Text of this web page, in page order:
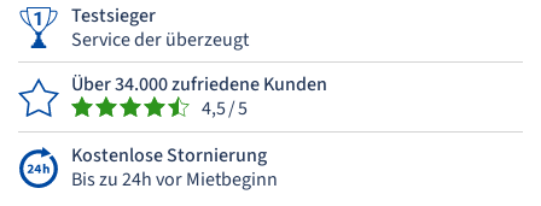
Testsieger
Service der überzeugt
Über 34.000 zufriedene Kunden
4,5 / 5
Kostenlose Stornierung
Bis zu 24h vor Mietbeginn